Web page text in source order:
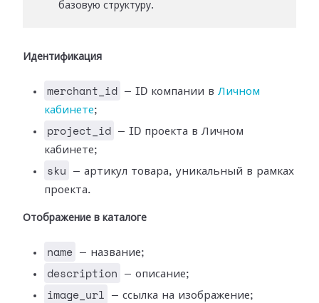
базовую структуру.
Идентификация
merchant_id — ID компании в Личном
кабинете;
project_id
— ID проекта в Личном
кабинете;
sku
— артикул товара, уникальный в рамках
проекта.
Отображение в каталоге
name — название;
description — описание;
image_url — ссылка на изображение;